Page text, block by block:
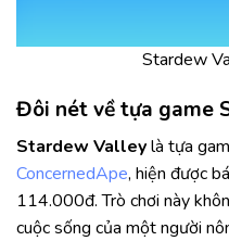
Stardew
Đôi nét về tựa game
Stardew Valleylà tựa
ConcernedApe, hiện được
114.000đ. Trò chơi này
cuộc sống của một người